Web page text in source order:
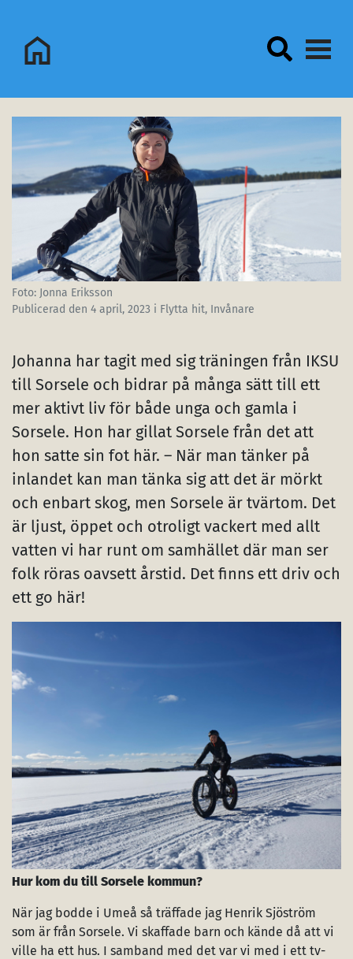
Logo Sorsele Webbportal
Foto: Jonna Eriksson
Publicerad den 4 april, 2023 i Flytta hit, Invånare
Johanna har tagit med sig träningen från IKSU
till Sorsele och bidrar på många sätt till ett
mer aktivt liv för både unga och gamla i
Sorsele. Hon har gillat Sorsele från det att
hon satte sin fot här. – När man tänker på
inlandet kan man tänka sig att det är mörkt
och enbart skog, men Sorsele är tvärtom. Det
är ljust, öppet och otroligt vackert med allt
vatten vi har runt om samhället där man ser
folk röras oavsett årstid. Det finns ett driv och
ett go här!
Hur kom du till Sorsele kommun?
När jag bodde i Umeå så träffade jag Henrik Sjöström
som är från Sorsele. Vi skaffade barn och kände då att vi
ville ha ett hus. I samband med det var vi med i ett tv-